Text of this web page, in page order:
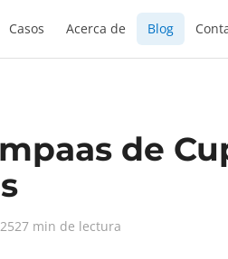
Casos Acerca de Blog
de
27 min de lectura